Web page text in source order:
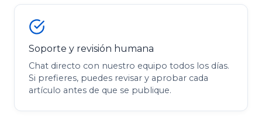
Soporte y revisión humana
Chat directo con nuestro equipo todos los días.
Si prefieres, puedes revisar y aprobar cada
artículo antes de que se publique.